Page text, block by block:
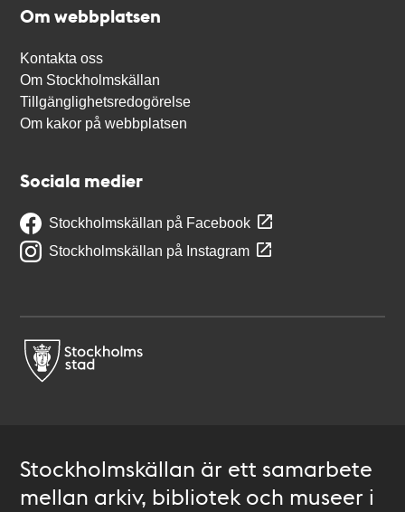
Om webbplatsen
Kontakta oss
Om Stockholmskällan
Tillgänglighetsredogörelse
Om kakor på webbplatsen
Sociala medier
Stockholmskällan på Facebook
Stockholmskällan på Instagram
Stockholmskällan är ett samarbete
mellan arkiv, bibliotek och museer i